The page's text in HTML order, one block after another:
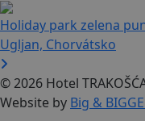
Holiday park zelena
Ugljan, Chorvátsko
© 2026 Hotel
Website by Big &